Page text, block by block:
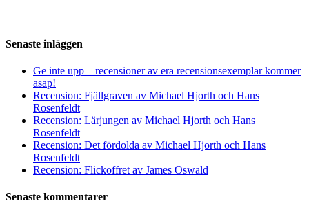
Senaste inläggen
Ge inte upp – recensioner av era recensionsexemplar kommer
asap!
Recension: Fjällgraven av Michael Hjorth och Hans
Rosenfeldt
Recension: Lärjungen av Michael Hjorth och Hans
Rosenfeldt
Recension: Det fördolda av Michael Hjorth och Hans
Rosenfeldt
Recension: Flickoffret av James Oswald
Senaste kommentarer